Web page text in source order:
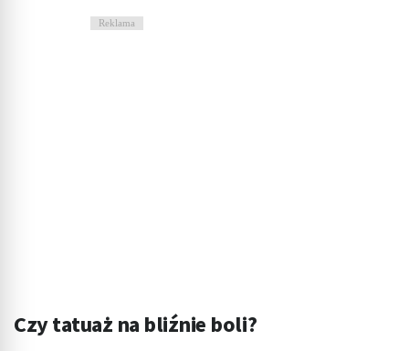
Reklama
Czy tatuaż na bliźnie boli?